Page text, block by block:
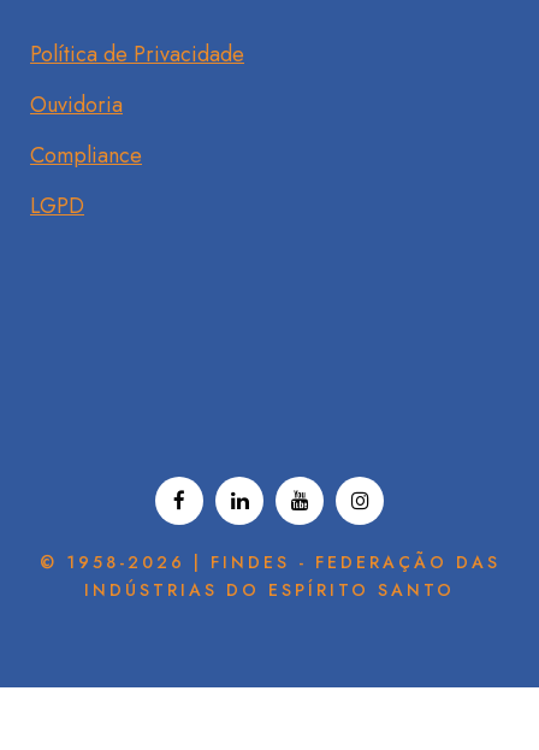
Política de Privacidade
Ouvidoria
Compliance
LGPD
© 1958-2026 | FINDES - FEDERAÇÃO DAS
INDÚSTRIAS DO ESPÍRITO SANTO